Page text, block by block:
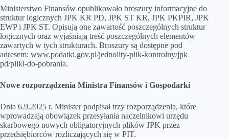
Ministerstwo Finansów opublikowało broszury informacyjne do
struktur logicznych JPK KR PD, JPK ST KR, JPK PKPIR, JPK
EWP i JPK ST. Opisują one zawartość poszczególnych struktur
logicznych oraz wyjaśniają treść poszczególnych elementów
zawartych w tych strukturach. Broszury są dostępne pod
adresem: www.podatki.gov.pl/jednolity-plik-kontrolny/jpk
pd/pliki-do-pobrania.
Nowe rozporządzenia Ministra Finansów i Gospodarki
Dnia 6.9.2025 r. Minister podpisał trzy rozporządzenia, które
wprowadzają obowiązek przesyłania naczelnikowi urzędu
skarbowego nowych obligatoryjnych plików JPK przez
przedsiębiorców rozliczających się w PIT.